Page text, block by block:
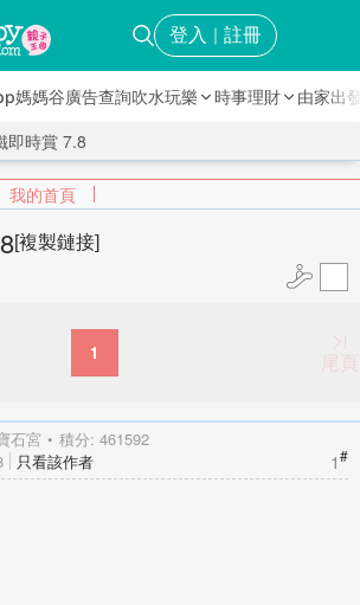
登入 ｜ 註冊
媽媽谷廣告查詢吹水玩樂 時事理財 由家出
我的首頁
即時賞 7.8
[複製鏈接]
1 尾頁
石宮 積分: 461592
1#
只看該作者